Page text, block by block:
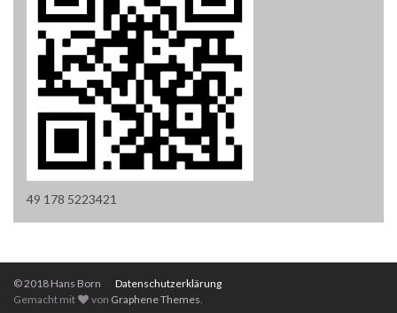
49 178 5223421
© 2018 Hans Born Datenschutzerklärung
Gemacht mit
von Graphene Themes.